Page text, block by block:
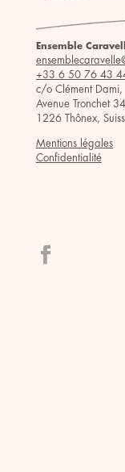
Ensemble
+33 6 50 76 43
c/o Clément Dami,
Avenue Tronchet 34
1226 Thônex,
Mentions légales
Confidentialité